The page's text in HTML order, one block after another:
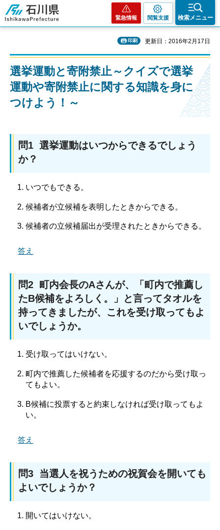
石川県
緊急情報 閲覧支援 検索メニュー
印刷 更新日：2016年2月17日
選挙運動と寄附禁止～クイズで選挙
運動や寄附禁止に関する知識を身に
つけよう！～
問1 選挙運動はいつからできるでしょう
か？
いつでもできる。
候補者が立候補を表明したときからできる。
候補者の立候補届出が受理されたときからできる。
答え
問2 町内会長のAさんが、「町内で推薦し
たB候補をよろしく。」と言ってタオルを
持ってきましたが、これを受け取ってもよ
いでしょうか。
受け取ってはいけない。
町内で推薦した候補者を応援するのだから受け取っ
てもよい。
B候補に投票すると約束しなければ受け取ってもよ
い。
答え
問3 当選人を祝うための祝賀会を開いても
よいでしょうか？
開いてはいけない。